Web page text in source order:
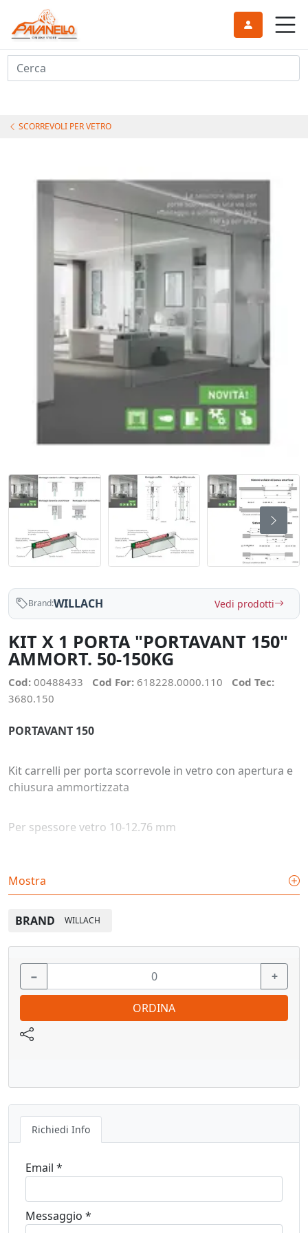
Cerca
SCORREVOLI PER VETRO
Brand:WILLACH Vedi prodotti
KIT X 1 PORTA "PORTAVANT 150"
AMMORT. 50-150KG
Cod: 00488433 Cod For: 618228.0000.110
Cod Tec:
3680.150
PORTAVANT 150
Kit carrelli per porta scorrevole in vetro con apertura e
chiusura ammortizzata
Per spessore vetro 10-12.76 mm
configurazione anche con anta singola + anta fissa
Kit completo porta kg 150 max con forza
Mostra
BRAND WILLACH
− +
ORDINA
Richiedi Info
Email *
Messaggio *